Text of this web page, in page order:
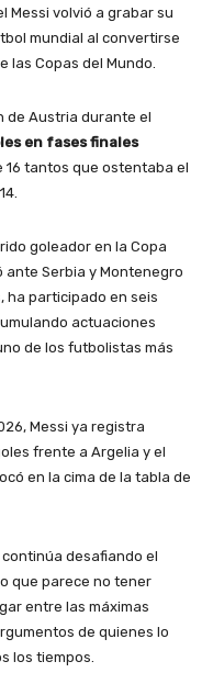
Messi volvió a grabar su
mundial al convertirse
las Copas del Mundo.
de Austria durante el
en fases finales
16 tantos que ostentaba el
goleador en la Copa
ante Serbia y Montenegro
ha participado en seis
actuaciones
de los futbolistas más
Messi ya registra
frente a Argelia y el
en la cima de la tabla de
desafiando el
que parece no tener
entre las máximas
de quienes lo
los tiempos.